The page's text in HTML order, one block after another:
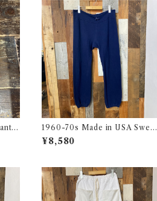
1960-70s Made in USA Sweat
Pants / 60-70年代 アメリカ製
スウェット パンツ 古着
¥8,580